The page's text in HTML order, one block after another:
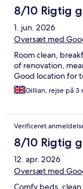
8/10 Rigtig
1. jun. 2026
Oversæt med
Room clean,
of renovation,
Good location for
Gillian, rejse på
Verificeret
8/10 Rigtig
12. apr. 2026
Oversæt med
Comfy beds,